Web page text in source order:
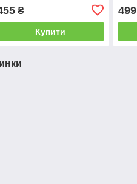
₴
Купити
168)
499